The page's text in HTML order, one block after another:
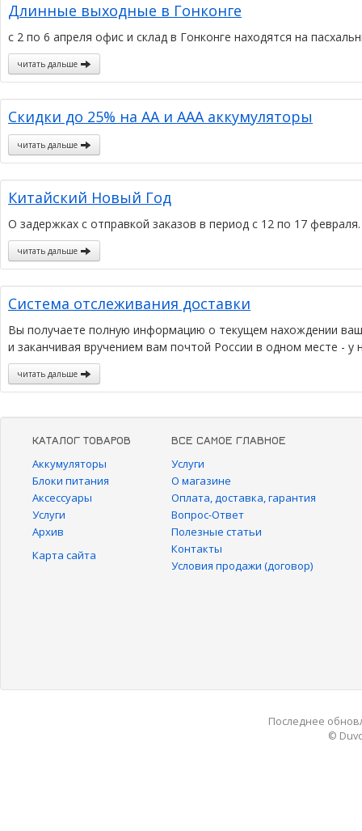
Длинные выходные в Гонконге
с 2 по 6 апреля офис и склад в Гонконге находятся на
читать дальше
Скидки до 25% на АА и ААА аккумуляторы
читать дальше
Китайский Новый Год
О задержках с отправкой заказов в период с 12 по 17 февраля.
читать дальше
Система отслеживания доставки
Вы получаете полную информацию о текущем нахождении
и заканчивая вручением вам почтой России в одном месте - у
читать дальше
КАТАЛОГ ТОВАРОВ
Аккумуляторы
Блоки питания
Аксессуары
Услуги
Архив
Карта сайта
ВСЕ САМОЕ ГЛАВНОЕ
Услуги
О магазине
Оплата, доставка, гарантия
Вопрос-Ответ
Полезные статьи
Контакты
Условия продажи (договор)
Последнее
©